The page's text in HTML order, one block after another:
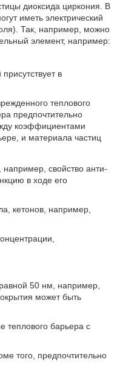
диоксида циркония. В
иметь электрический
Так, например, можно
элемент, например:
в
теплового
предпочтительно
коэффициентами
и материала частиц
например, свойство анти-
в ходе его
кетонов, например,
50 нм, например,
может быть
теплового барьера с
того, предпочтительно